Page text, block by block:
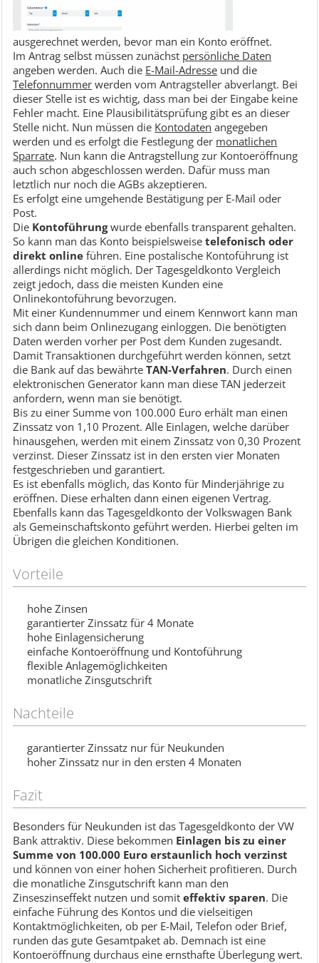
ausgerechnet werden, bevor man ein Konto eröffnet.
Im Antrag selbst müssen zunächst persönliche Daten
angeben werden. Auch die E-Mail-Adresse und die
Telefonnummer werden vom Antragsteller abverlangt. Bei
dieser Stelle ist es wichtig, dass man bei der Eingabe keine
Fehler macht. Eine Plausibilitätsprüfung gibt es an dieser
Stelle nicht. Nun müssen die Kontodaten angegeben
werden und es erfolgt die Festlegung der monatlichen
Sparrate. Nun kann die Antragstellung zur Kontoeröffnung
auch schon abgeschlossen werden. Dafür muss man
letztlich nur noch die AGBs akzeptieren.
Es erfolgt eine umgehende Bestätigung per E-Mail oder
Post.
Die Kontoführungwurde ebenfalls transparent gehalten.
So kann man das Konto beispielsweisetelefonisch oder
direkt online führen. Eine postalische Kontoführung ist
allerdings nicht möglich. Der Tagesgeldkonto Vergleich
zeigt jedoch, dass die meisten Kunden eine
Onlinekontoführung bevorzugen.
Mit einer Kundennummer und einem Kennwort kann man
sich dann beim Onlinezugang einloggen. Die benötigten
Daten werden vorher per Post dem Kunden zugesandt.
Damit Transaktionen durchgeführt werden können, setzt
die Bank auf das bewährteTAN-Verfahren. Durch einen
elektronischen Generator kann man diese TAN jederzeit
anfordern, wenn man sie benötigt.
Bis zu einer Summe von 100.000 Euro erhält man einen
Zinssatz von 1,10 Prozent. Alle Einlagen, welche darüber
hinausgehen, werden mit einem Zinssatz von 0,30 Prozent
verzinst. Dieser Zinssatz ist in den ersten vier Monaten
festgeschrieben und garantiert.
Es ist ebenfalls möglich, das Konto für Minderjährige zu
eröffnen. Diese erhalten dann einen eigenen Vertrag.
Ebenfalls kann das Tagesgeldkonto der Volkswagen Bank
als Gemeinschaftskonto geführt werden. Hierbei gelten im
Übrigen die gleichen Konditionen.
Vorteile
hohe Zinsen
garantierter Zinssatz für 4 Monate
hohe Einlagensicherung
einfache Kontoeröffnung und Kontoführung
flexible Anlagemöglichkeiten
monatliche Zinsgutschrift
Nachteile
garantierter Zinssatz nur für Neukunden
hoher Zinssatz nur in den ersten 4 Monaten
Fazit
Besonders für Neukunden ist das Tagesgeldkonto der VW
Bank attraktiv. Diese bekommen Einlagen bis zu einer
Summe von 100.000 Euro erstaunlich hoch verzinst
und können von einer hohen Sicherheit profitieren. Durch
die monatliche Zinsgutschrift kann man den
Zinseszinseffekt nutzen und somiteffektiv sparen. Die
einfache Führung des Kontos und die vielseitigen
Kontaktmöglichkeiten, ob per E-Mail, Telefon oder Brief,
runden das gute Gesamtpaket ab. Demnach ist eine
Kontoeröffnung durchaus eine ernsthafte Überlegung wert.